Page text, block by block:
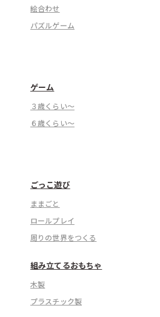
絵合わせ
パズルゲーム
ゲーム
３歳くらい〜
６歳くらい〜
ごっこ遊び
ままごと
ロールプレイ
周りの世界をつくる
組み立てるおもちゃ
木製
プラスチック製